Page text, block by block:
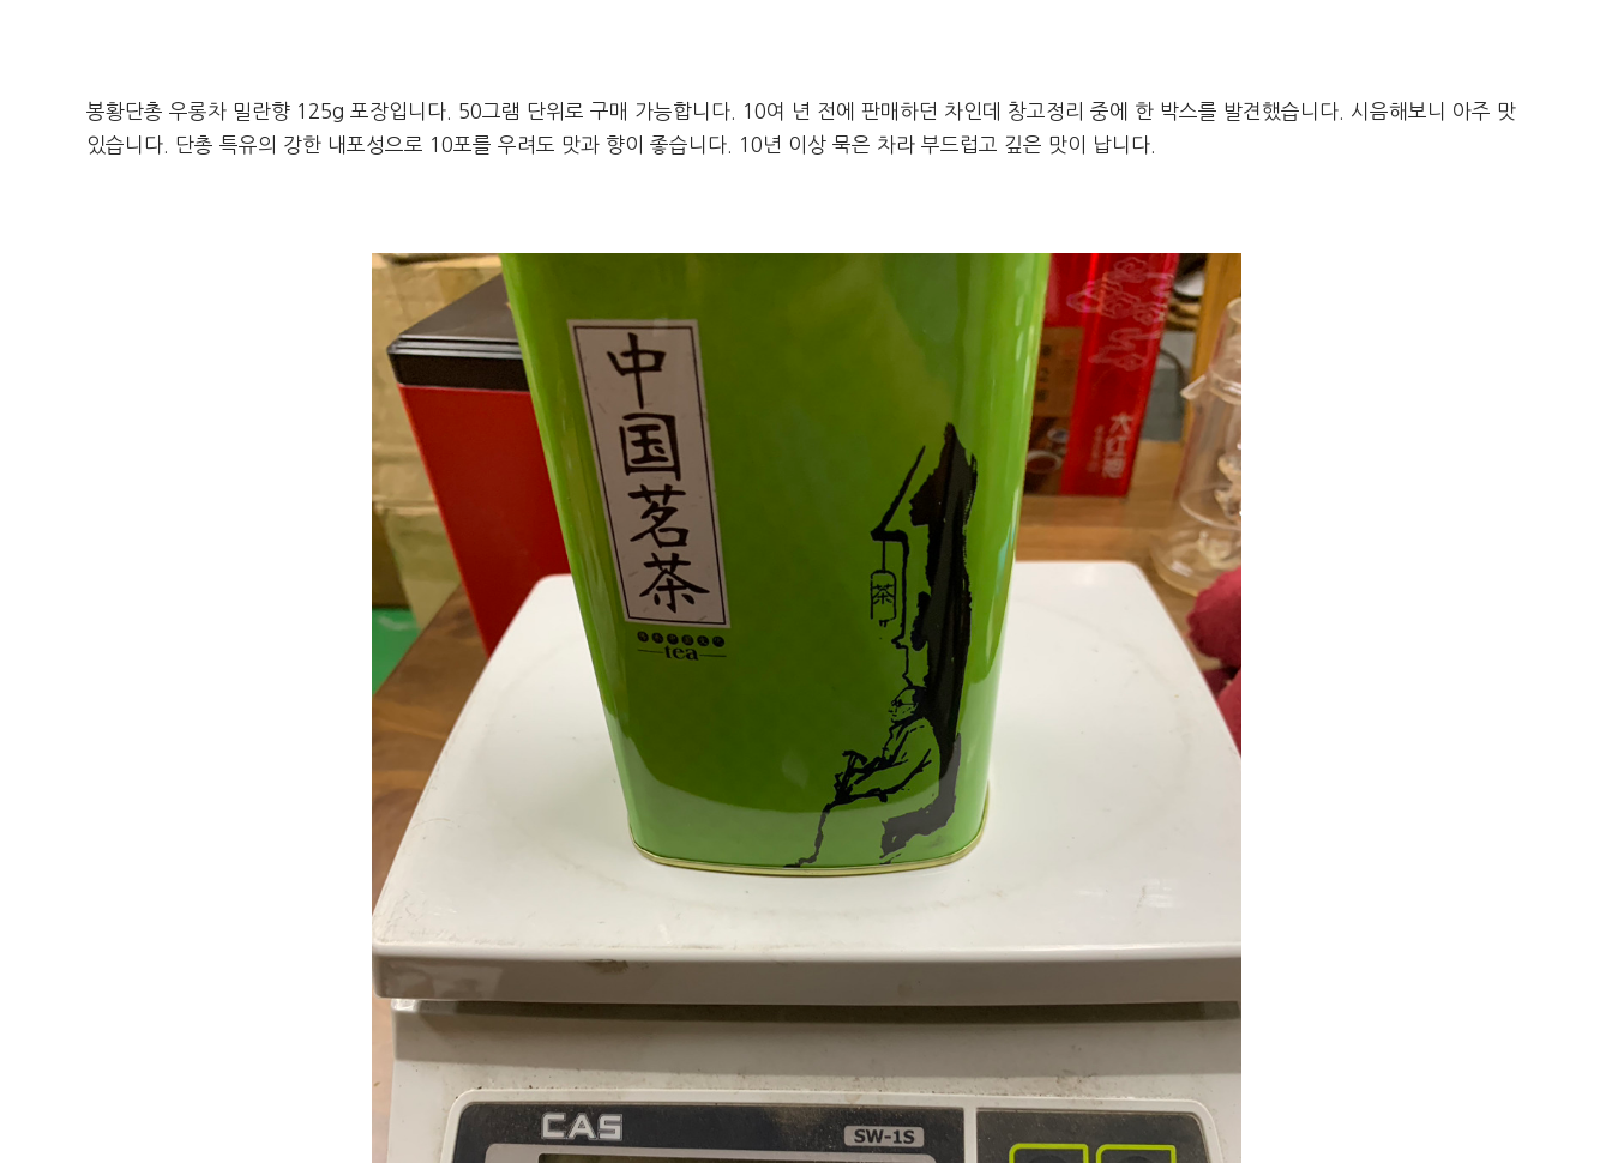
봉황단총 우롱차 밀란향 125g 포장입니다. 50그램 단위로 구매 가능합니다. 10여 년 전에 판매하던 차인데 창고정리 중에 한 박스를 발견했습니다. 시음해보니 아주 맛
있습니다. 단총 특유의 강한 내포성으로 10포를 우려도 맛과 향이 좋습니다. 10년 이상 묵은 차라 부드럽고 깊은 맛이 납니다.